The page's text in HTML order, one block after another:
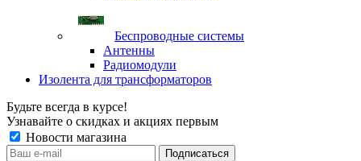
Беспроводные системы
Антенны
Радиомодули
Изолента для трансформаторов
Будьте всегда в курсе!
Узнавайте о скидках и акциях первым
Новости магазина